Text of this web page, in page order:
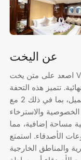
عن اليخت
اصعد على متن يخت Vtech الفاخر بطول 68 قدمًا، حيث
تتميز هذه التحفة
الحديثة بـ 3 كبائن مصممة بشكل جميل، بما في ذلك 2 مع
والاسترخاء
مساحة إضافية، مما
الأصدقاء. استمتع
والمناطق الخارجية